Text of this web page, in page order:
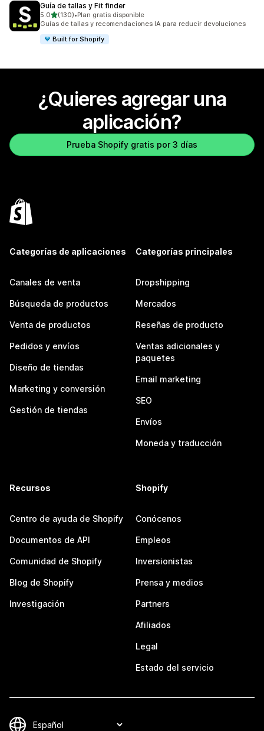
Guía de tallas y Fit finder
5.0de 5 estrellas
(130)
130 reseñas en total
•Plan gratis disponible
Guías de tallas y recomendaciones IA para reducir devoluciones
Built for Shopify
¿Quieres agregar una
aplicación?
Prueba Shopify gratis por 3 días
Categorías de aplicaciones
Canales de venta
Búsqueda de productos
Venta de productos
Pedidos y envíos
Diseño de tiendas
Marketing y conversión
Gestión de tiendas
Categorías principales
Dropshipping
Mercados
Reseñas de producto
Ventas adicionales y
paquetes
Email marketing
SEO
Envíos
Moneda y traducción
Recursos
Centro de ayuda de Shopify
Documentos de API
Comunidad de Shopify
Blog de Shopify
Investigación
Shopify
Conócenos
Empleos
Inversionistas
Prensa y medios
Partners
Afiliados
Legal
Estado del servicio